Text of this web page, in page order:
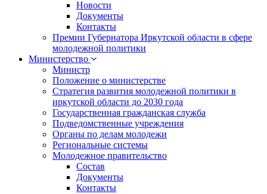
Новости
Документы
Контакты
Премии Губернатора Иркутской области в сфере
молодежной политики
Министерство
Министр
Положение о министерстве
Стратегия развития молодежной политики в
иркутской области до 2030 года
Государственная гражданская служба
Подведомственные учреждения
Органы по делам молодежи
Региональные системы
Молодежное правительство
Состав
Документы
Контакты